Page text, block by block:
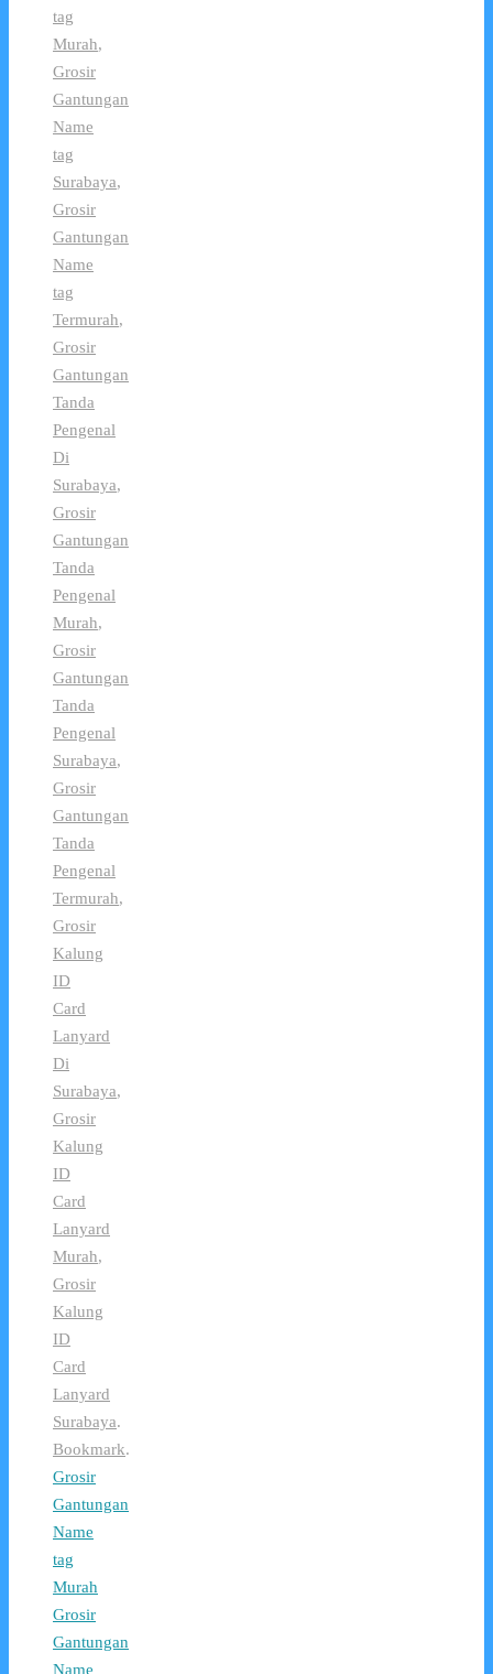
tag
Murah,
Grosir
Gantungan
Name
tag
Surabaya,
Grosir
Gantungan
Name
tag
Termurah,
Grosir
Gantungan
Tanda
Pengenal
Di
Surabaya,
Grosir
Gantungan
Tanda
Pengenal
Murah,
Grosir
Gantungan
Tanda
Pengenal
Surabaya,
Grosir
Gantungan
Tanda
Pengenal
Termurah,
Grosir
Kalung
ID
Card
Lanyard
Di
Surabaya,
Grosir
Kalung
ID
Card
Lanyard
Murah,
Grosir
Kalung
ID
Card
Lanyard
Surabaya.
Bookmark.
Grosir
Gantungan
Name
tag
Murah
Grosir
Gantungan
Name